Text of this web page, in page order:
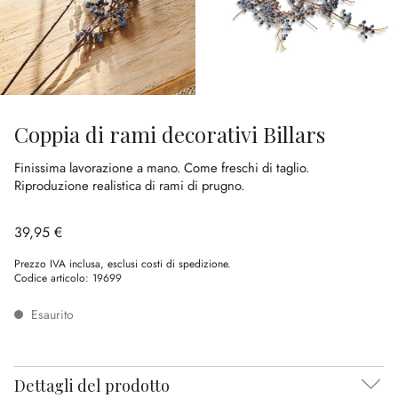
Coppia di rami decorativi Billars
Finissima lavorazione a mano. Come freschi di taglio.
Riproduzione realistica di rami di prugno.
39,95 €
Prezzo IVA inclusa, esclusi costi di spedizione.
Codice articolo: 19699
Esaurito
Dettagli del prodotto